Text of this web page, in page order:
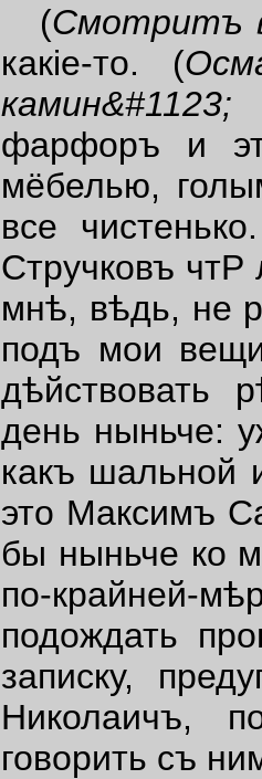
(Смотритъ
какiе-то. (
камин&#1123;
фарфоръ и
мёбелью,
все
Стручковъ
мнѣ, вѣдь, не
подъ мои
дѣйствовать
день ныньче:
какъ шальной
это Максимъ
бы ныньче ко
по-крайней-
подождать
записку,
Николаичъ,
говорить съ